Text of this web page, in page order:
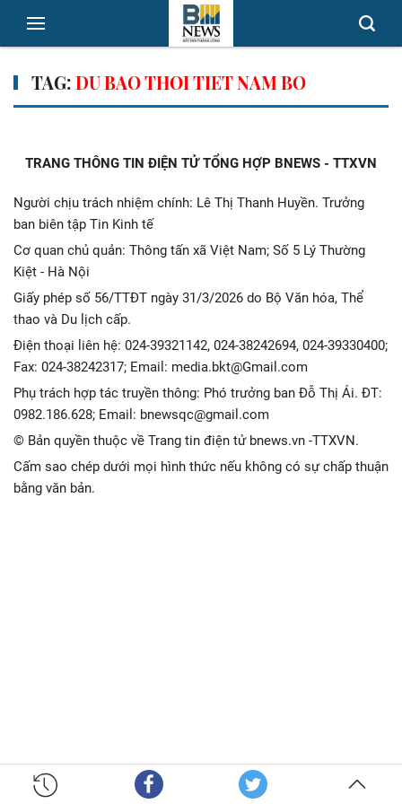
TAG:DU BAO THOI TIET NAM BO
TRANG THÔNG TIN ĐIỆN TỬ TỔNG HỢP BNEWS - TTXVN
Người chịu trách nhiệm chính: Lê Thị Thanh Huyền. Trưởng
ban biên tập Tin Kinh tế
Cơ quan chủ quản: Thông tấn xã Việt Nam; Số 5 Lý Thường
Kiệt - Hà Nội
Giấy phép số 56/TTĐT ngày 31/3/2026 do Bộ Văn hóa, Thể
thao và Du lịch cấp.
Điện thoại liên hệ: 024-39321142, 024-38242694, 024-39330400;
Fax: 024-38242317; Email: media.bkt@Gmail.com
Phụ trách hợp tác truyền thông: Phó trưởng ban Đỗ Thị Ái. ĐT:
0982.186.628; Email: bnewsqc@gmail.com
© Bản quyền thuộc về Trang tin điện tử bnews.vn -TTXVN.
Cấm sao chép dưới mọi hình thức nếu không có sự chấp thuận
bằng văn bản.